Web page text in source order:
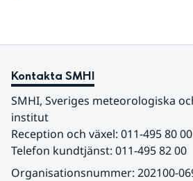
Kontakta SMHI
SMHI, Sveriges meteorologiska
institut
Reception och växel: 011-495 80 00
Telefon kundtjänst: 011-495 82 00
Organisationsnummer: 202100-